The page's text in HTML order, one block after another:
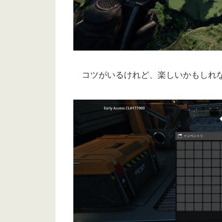
コツがいるけれど、楽しいかもしれ